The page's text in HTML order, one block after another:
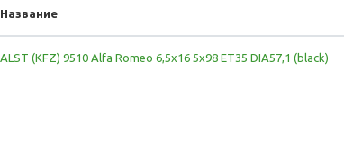
Название
ALST (KFZ) 9510 Alfa Romeo 6,5x16 5x98 ET35 DIA57,1 (black)